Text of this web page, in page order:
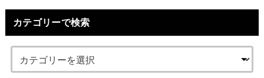
カテゴリーで検索